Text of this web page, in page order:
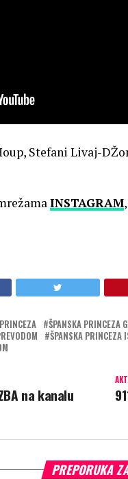
Stefani Livaj-
INSTAGRAM,
ŠPANSKA PRINCEZA
ŠPANSKA PRINCEZA
na kanalu
PREPORUKA